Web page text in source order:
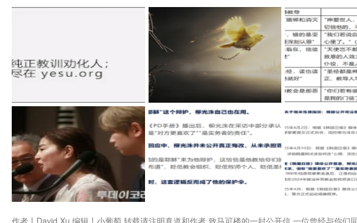
作者丨David Xu 编辑丨小葡萄 转载请注明真道和作者 致马可楼的一封公开信 一位曾经与你